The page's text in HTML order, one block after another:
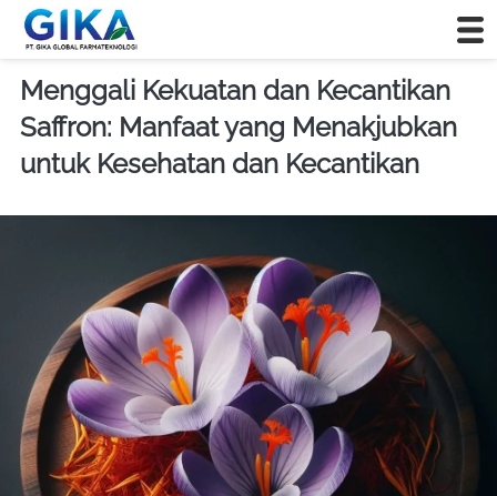
Menggali Kekuatan dan Kecantikan
Saffron: Manfaat yang Menakjubkan
untuk Kesehatan dan Kecantikan